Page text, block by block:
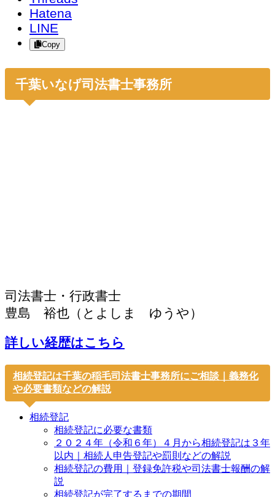
Hatena
LINE
Copy
千葉いなげ司法書士事務所
司法書士・行政書士
豊島 裕也（とよしま ゆうや）
詳しい経歴はこちら
相続登記は千葉の稲毛司法書士事務所にご相談｜義務化
や必要書類などの解説
相続登記
相続登記に必要な書類
２０２４年（令和６年）４月から相続登記は３年
以内｜相続人申告登記や罰則などの解説
相続登記の費用｜登録免許税や司法書士報酬の解
説
相続登記が完了するまでの期間